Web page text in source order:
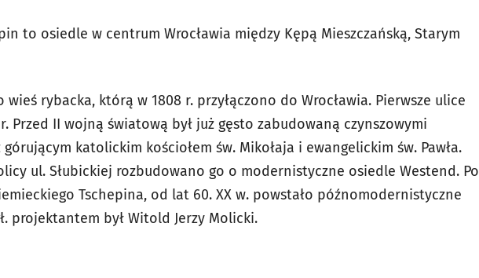
to osiedle w centrum Wrocławia między Kępą Mieszczańską, Starym
wieś rybacka, którą w 1808 r. przyłączono do Wrocławia. Pierwsze ulice
Przed II wojną światową był już gęsto zabudowaną czynszowymi
katolickim kościołem św. Mikołaja i ewangelickim św. Pawła.
ul. Słubickiej rozbudowano go o modernistyczne osiedle Westend. Po
Tschepina, od lat 60. XX w. powstało późnomodernistyczne
projektantem był Witold Jerzy Molicki.